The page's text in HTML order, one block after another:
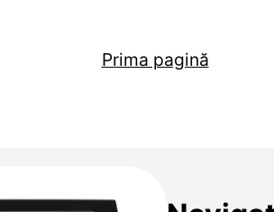
Prima pagină